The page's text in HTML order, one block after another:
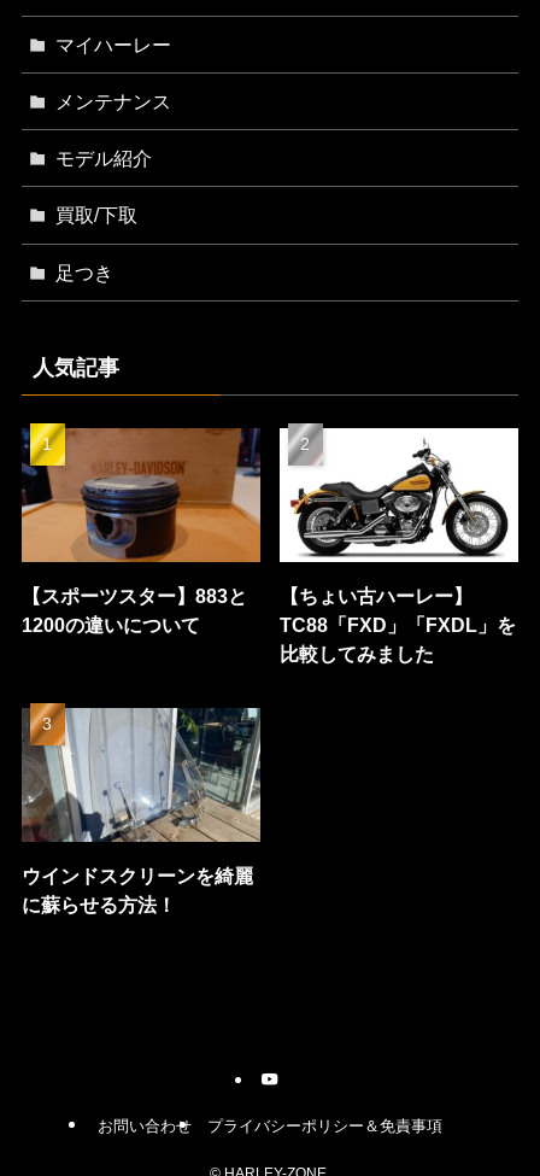
マイハーレー
メンテナンス
モデル紹介
買取/下取
足つき
人気記事
【スポーツスター】883と
1200の違いについて
【ちょい古ハーレー】
TC88「FXD」「FXDL」を
比較してみました
ウインドスクリーンを綺麗
に蘇らせる方法！
お問い合わせ プライバシーポリシー＆免責事項